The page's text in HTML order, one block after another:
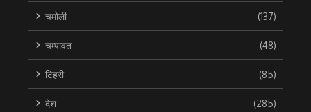
चमोली (137)
चम्पावत (48)
टिहरी (85)
देश (285)